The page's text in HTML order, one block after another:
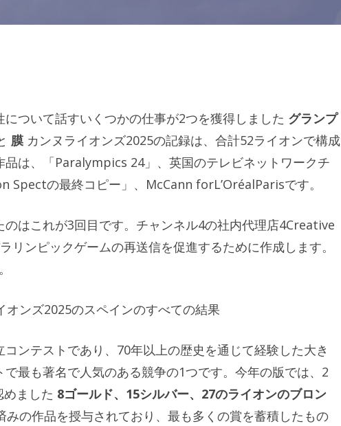
ついて話すいくつかの仕事が2つを獲得しました グランプ
膜 カンヌライオンズ2025の記録は、合計52ライオンで構成
品は、「Paralympics 24」、英国のテレビネットワークチ
Spectの最終コピー」、McCann forL’OréalParisです。
はこれが3回目です。チャンネル4の社内代理店4Creative
リンピックゲームの再送信を促進するために作成します。
オンズ2025のスペインのすべての結果
ンテストであり、70年以上の歴史を通じて経験した大き
最も著名で人気のある競争の1つです。今年の版では、2
ました 8ゴールド、15シルバー、27のライオンのブロン
の作品を授与されており、最も多くの賞を蓄積したもの